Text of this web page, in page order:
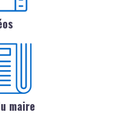
maire